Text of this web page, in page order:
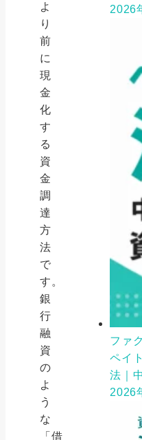
よ
り
前
に
現
金
化
す
る
資
金
調
達
方
法
で
す。
銀
行
融
資
の
よ
う
な
「借
2026
ファ
ペイ
法｜
2026